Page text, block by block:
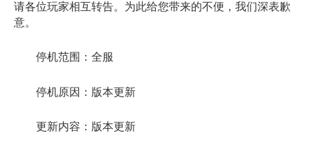
请各位玩家相互转告。为此给您带来的不便，我们深表歉
意。
停机范围：全服
停机原因：版本更新
更新内容：版本更新